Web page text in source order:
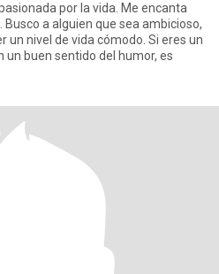
por la vida. Me encanta
Busco a alguien que sea ambicioso,
un nivel de vida cómodo. Si eres un
un buen sentido del humor, es